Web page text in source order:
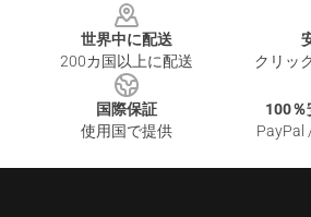
世界中に配送
200カ国以上に配送
クリッ
国際保証
使用国で提供
100％
PayPal